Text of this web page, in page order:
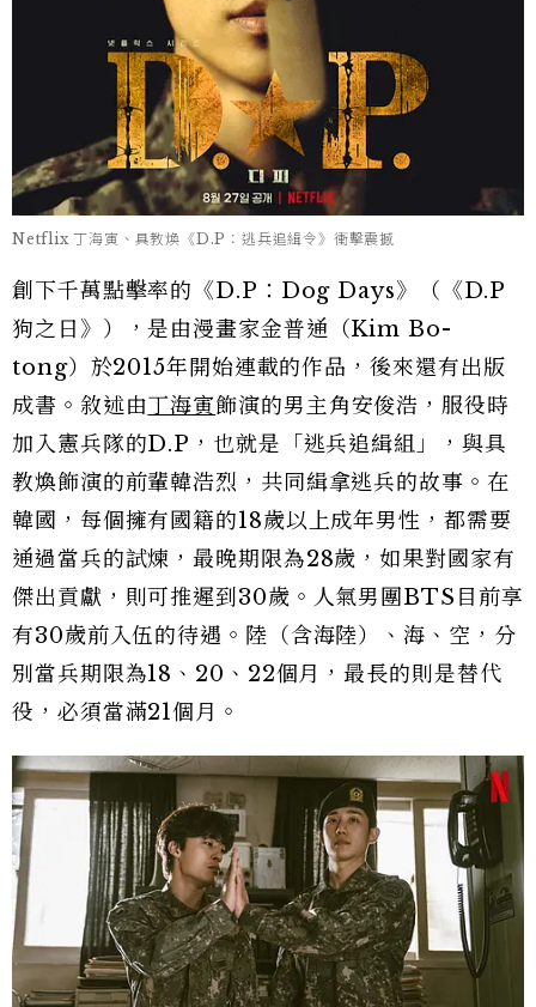
Netflix 丁海寅、具教煥《D.P：逃兵追緝令》衝擊震撼
創下千萬點擊率的《D.P：Dog Days》（《D.P
狗之日》），是由漫畫家金普通（Kim Bo-
tong）於2015年開始連載的作品，後來還有出版
成書。敘述由丁海寅飾演的男主角安俊浩，服役時
加入憲兵隊的D.P，也就是「逃兵追緝組」，與具
教煥飾演的前輩韓浩烈，共同緝拿逃兵的故事。在
韓國，每個擁有國籍的18歲以上成年男性，都需要
通過當兵的試煉，最晚期限為28歲，如果對國家有
傑出貢獻，則可推遲到30歲。人氣男團BTS目前享
有30歲前入伍的待遇。陸（含海陸）、海、空，分
別當兵期限為18、20、22個月，最長的則是替代
役，必須當滿21個月。